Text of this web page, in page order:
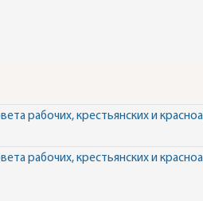
рабочих, крестьянских и
рабочих, крестьянских и